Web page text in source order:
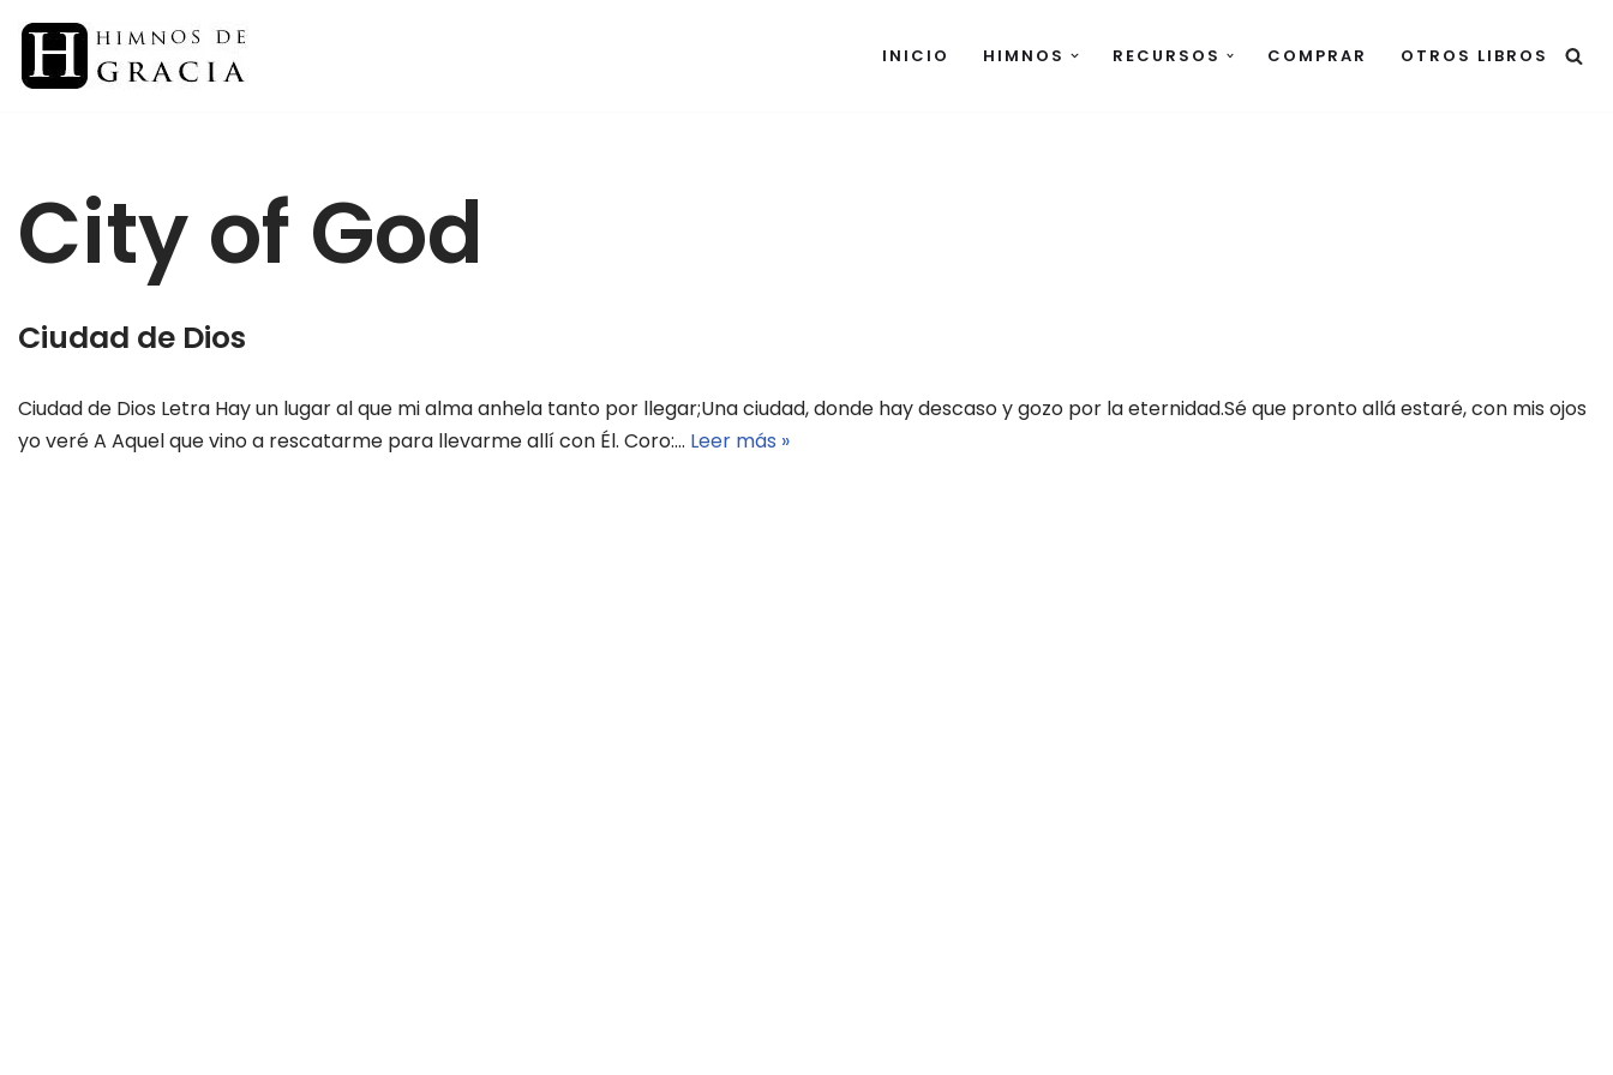
Saltar
INICIO HIMNOS RECURSOS COMPRAR OTROS LIBROS
City of God
Ciudad de Dios
Ciudad de Dios Letra Hay un lugar al que mi alma anhela tanto por llegar;Una ciudad, donde hay descaso y gozo por la eternidad.Sé que pronto allá estaré, con mis ojos
yo veré A Aquel que vino a rescatarme para llevarme allí con Él. Coro:… Leer más »